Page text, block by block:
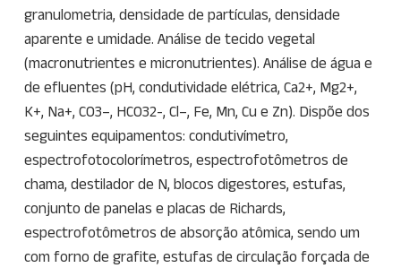
granulometria, densidade de partículas, densidade
aparente e umidade. Análise de tecido vegetal
(macronutrientes e micronutrientes). Análise de água e
de efluentes (pH, condutividade elétrica, Ca2+, Mg2+,
K+, Na+, CO3–, HCO32-, Cl–, Fe, Mn, Cu e Zn). Dispõe dos
seguintes equipamentos: condutivímetro,
espectrofotocolorímetros, espectrofotômetros de
chama, destilador de N, blocos digestores, estufas,
conjunto de panelas e placas de Richards,
espectrofotômetros de absorção atômica, sendo um
com forno de grafite, estufas de circulação forçada de